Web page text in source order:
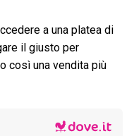
a una platea di
il giusto per
così una vendita più